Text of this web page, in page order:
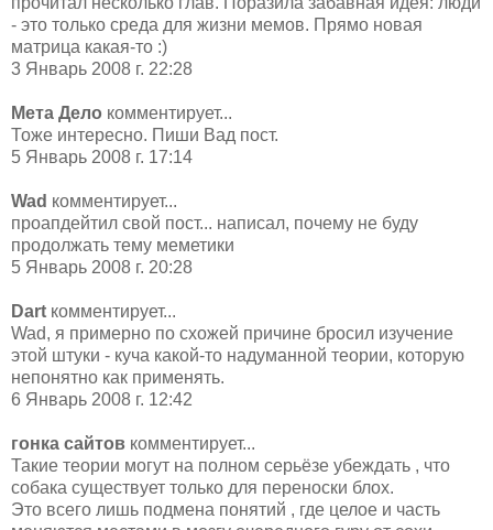
- это только среда для жизни мемов. Прямо новая
матрица какая-то :)
3 Январь 2008 г. 22:28
Мета Дело комментирует...
Тоже интересно. Пиши Вад пост.
5 Январь 2008 г. 17:14
Wad комментирует...
проапдейтил свой пост... написал, почему не буду
продолжать тему меметики
5 Январь 2008 г. 20:28
Dart комментирует...
Wad, я примерно по схожей причине бросил изучение
этой штуки - куча какой-то надуманной теории, которую
непонятно как применять.
6 Январь 2008 г. 12:42
гонка сайтов комментирует...
Такие теории могут на полном серьёзе убеждать , что
собака существует только для переноски блох.
Это всего лишь подмена понятий , где целое и часть